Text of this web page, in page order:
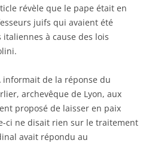
révèle que le pape était en
juifs qui avaient été
à cause des lois
informait de la réponse du
archevêque de Lyon, aux
proposé de laisser en paix
ci ne disait rien sur le traitement
avait répondu au